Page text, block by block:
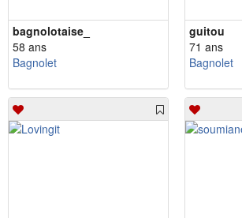
bagnolotaise_
58 ans
Bagnolet
guitou
71 ans
Bagnolet